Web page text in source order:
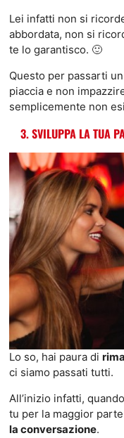
Lei infatti non si
abbordata, non si
te lo garantisco. 🙂
Questo per passarti
piaccia e non
semplicemente non
3. SVILUPPA LA TUA
Lo so, hai paura di
ci siamo passati tutti.
All’inizio infatti,
tu per la maggior
la conversazione.